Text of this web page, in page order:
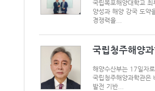
국립목포해양대학교
양성과 해양 강국 도약
경쟁력을...
국립청주해양
해양수산부는 17일자
국립청주해양과학관은
발전 기반...